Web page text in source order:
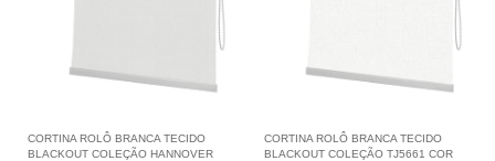
CORTINA ROLÔ BRANCA TECIDO
BLACKOUT COLEÇÃO HANNOVER
CORTINA ROLÔ BRANCA TECIDO
BLACKOUT COLEÇÃO TJ5661 COR